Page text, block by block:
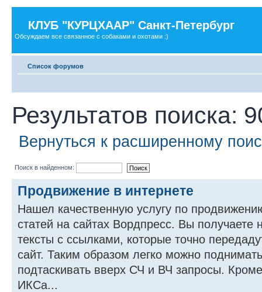
КЛУБ "КУРЦХААР" Санкт-Петербург
Обсуждаем все связанное с собаками и охотами :)
Список форумов
Результатов поиска:
Вернуться к расширенному
Поиск в найденном:
Продвижение в интернете
Нашел качественную услугу по
статей на сайтах Вордпресс. Вы получаете
тексты с ссылками, которые точно
сайт. Таким образом легко можно
подтаскивать вверх СЧ и ВЧ запросы.
ИКСа...